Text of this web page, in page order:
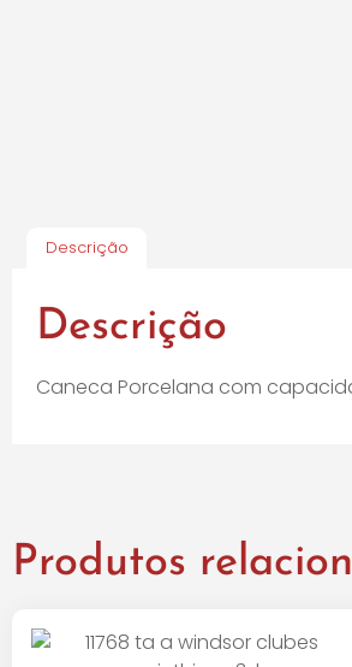
Descrição
Descrição
Caneca Porcelana com
Produtos